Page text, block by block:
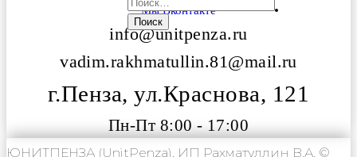
Мы Вконтакте
info@unitpenza.ru
vadim.rakhmatullin.81@mail.ru
г.Пенза, ул.Краснова, 121
Пн-Пт 8:00 - 17:00
ЮНИТПЕНЗА (UnitPenza), ИП Рахматуллин В.А. ©